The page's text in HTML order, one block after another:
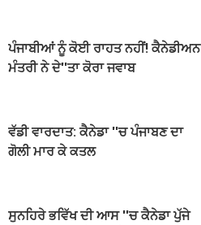
ਪੰਜਾਬੀਆਂ ਨੂੰ ਕੋਈ ਰਾਹਤ ਨਹੀਂ! ਕੈਨੇਡੀਅਨ
ਮੰਤਰੀ ਨੇ ਦੇ''ਤਾ ਕੋਰਾ ਜਵਾਬ
ਵੱਡੀ ਵਾਰਦਾਤ: ਕੈਨੇਡਾ ''ਚ ਪੰਜਾਬਣ ਦਾ
ਗੋਲੀ ਮਾਰ ਕੇ ਕਤਲ
ਸੁਨਹਿਰੇ ਭਵਿੱਖ ਦੀ ਆਸ ''ਚ ਕੈਨੇਡਾ ਪੁੱਜੇ